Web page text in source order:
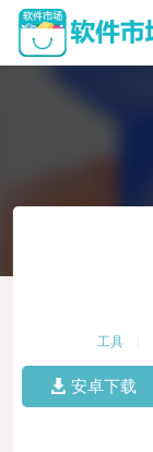
工具
安卓下载